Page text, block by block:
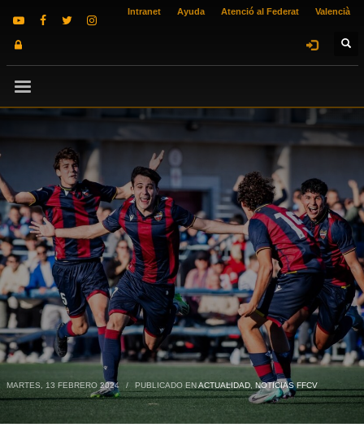
Intranet Ayuda Atenció al Federat Valencià
MARTES, 13 FEBRERO 2024 / PUBLICADO ENACTUALIDAD, NOTICIAS FFCV